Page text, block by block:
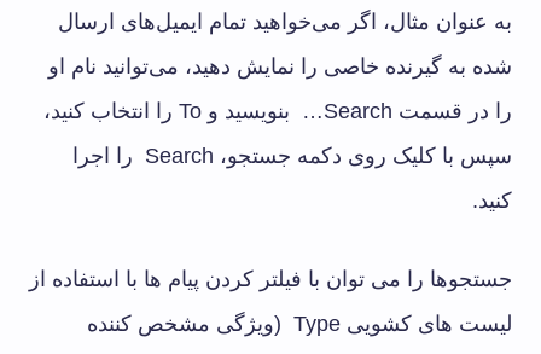
به عنوان مثال، اگر می‌خواهید تمام ایمیل‌های ارسال
شده به گیرنده خاصی را نمایش دهید، می‌توانید نام او
را در قسمت Search… بنویسید و To را انتخاب کنید،
سپس با کلیک روی دکمه جستجو، Search را اجرا
کنید.
جستجوها را می توان با فیلتر کردن پیام ها با استفاده از
لیست های کشویی Type (ویژگی مشخص کننده